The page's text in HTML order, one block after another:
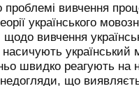
вивчення
українського
вивчення
насичують
швидко реагують на
що